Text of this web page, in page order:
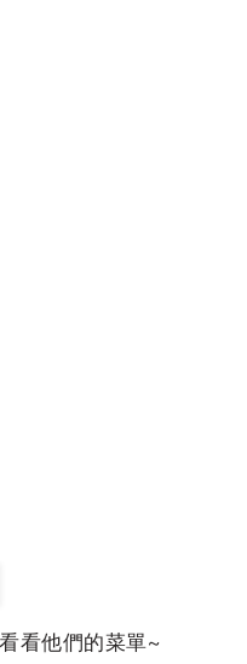
看他們的菜單~